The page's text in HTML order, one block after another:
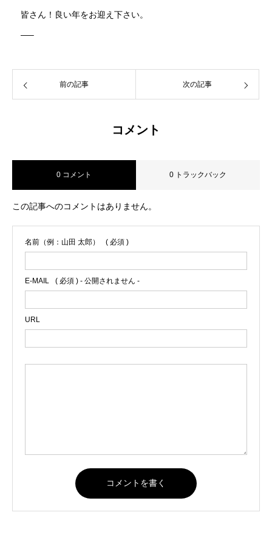
皆さん！良い年をお迎え下さい。
—–
前の記事 次の記事
コメント
0 コメント 0 トラックバック
この記事へのコメントはありません。
名前（例：山田 太郎） ( 必須 )
E-MAIL ( 必須 ) - 公開されません -
URL